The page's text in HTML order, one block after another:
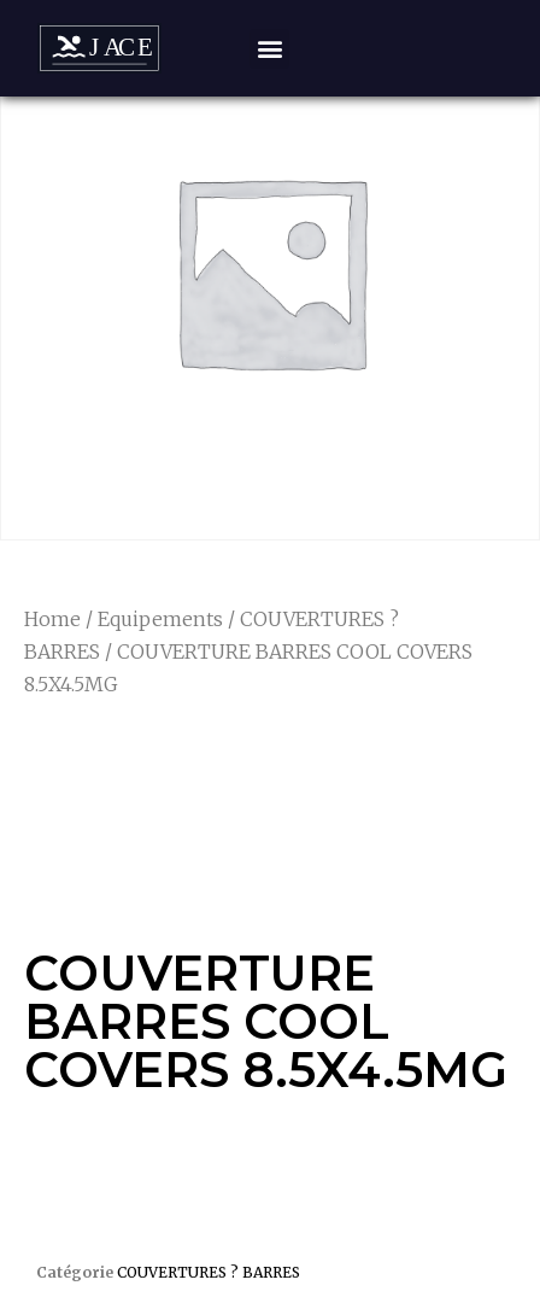
Home / Equipements / COUVERTURES ?
BARRES / COUVERTURE BARRES COOL COVERS
8.5X4.5MG
COUVERTURE
BARRES COOL
COVERS 8.5X4.5MG
Catégorie COUVERTURES ? BARRES